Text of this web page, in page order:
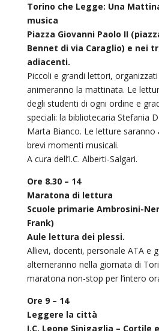
Torino che Legge: Una
musica
Piazza Giovanni Paolo II
Bennet di via Caraglio) e nei
adiacenti.
Piccoli e grandi lettori,
animeranno la mattinata. Le
degli studenti di ogni ordine e
speciali: la bibliotecaria Stefania
Marta Bianco. Le letture saranno
brevi momenti musicali.
A cura dell’I.C. Alberti-Salgari.
Ore 8.30 – 14
Maratona di lettura
Scuole primarie Ambrosini-
Frank)
Aule lettura dei plessi.
Allievi, docenti, personale ATA e
alterneranno nella giornata di
maratona non-stop per l’intero
Ore 9 – 14
Leggere la città
I.C. Leone Sinigaglia – Cortile